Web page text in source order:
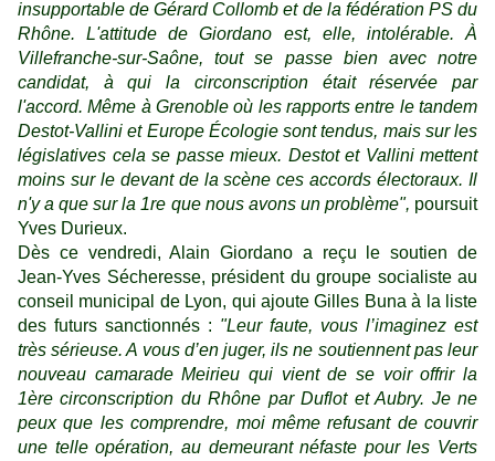
insupportable de Gérard Collomb et de la fédération PS du
Rhône. L'attitude de Giordano est, elle, intolérable. À
Villefranche-sur-Saône, tout se passe bien avec notre
candidat, à qui la circonscription était réservée par
l'accord. Même à Grenoble où les rapports entre le tandem
Destot-Vallini et Europe Écologie sont tendus, mais sur les
législatives cela se passe mieux. Destot et Vallini mettent
moins sur le devant de la scène ces accords électoraux. Il
n'y a que sur la 1re que nous avons un problème", poursuit
Yves Durieux.
Dès ce vendredi, Alain Giordano a reçu le soutien de
Jean-Yves Sécheresse, président du groupe socialiste au
conseil municipal de Lyon, qui ajoute Gilles Buna à la liste
des futurs sanctionnés : "Leur faute, vous l’imaginez est
très sérieuse. A vous d’en juger, ils ne soutiennent pas leur
nouveau camarade Meirieu qui vient de se voir offrir la
1ère circonscription du Rhône par Duflot et Aubry. Je ne
peux que les comprendre, moi même refusant de couvrir
une telle opération, au demeurant néfaste pour les Verts